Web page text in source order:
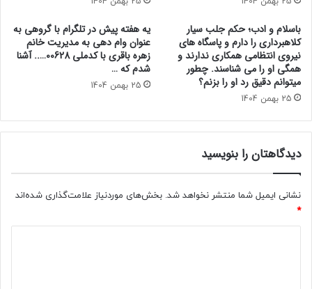
باسلام و ادب؛ حکم جلب سیار
کلاهبرداری را دارم و پاسگاه های
نیروی انتظامی همکاری ندارند و
همگی او را می شناسند. چطور
میتوانم دقیق رد او را بزنم؟
25 بهمن 1404
یه هفته پیش در تلگرام با گروهی به
عنوان وام دهی به مدیریت خانم
زهره باقری با کدملی 00628….. آشنا
شدم که …
25 بهمن 1404
دیدگاهتان را بنویسید
نشانی ایمیل شما منتشر نخواهد شد. بخش‌های موردنیاز علامت‌گذاری شده‌اند
*